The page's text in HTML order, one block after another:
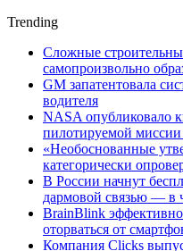
Trending
Сложные
самопроизвольно
GM запатентовала
водителя
NASA опубликовало
пилотируемой
«Необоснованные
категорически
В России начнут
дармовой связью — в
BrainBlink эффективно
оторваться от
Компания Clicks